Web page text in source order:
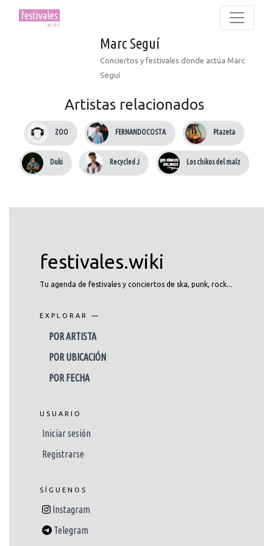
Marc Seguí
Conciertos y festivales donde actúa Marc
Seguí
Artistas relacionados
ZOO FERNANDOCOSTA Ptazeta
Duki Recycled J Los chikos del maíz
festivales.wiki
Tu agenda de festivales y conciertos de ska, punk, rock...
EXPLORAR —
POR ARTISTA
POR UBICACIÓN
POR FECHA
USUARIO
Iniciar sesión
Registrarse
SÍGUENOS
Instagram
Telegram